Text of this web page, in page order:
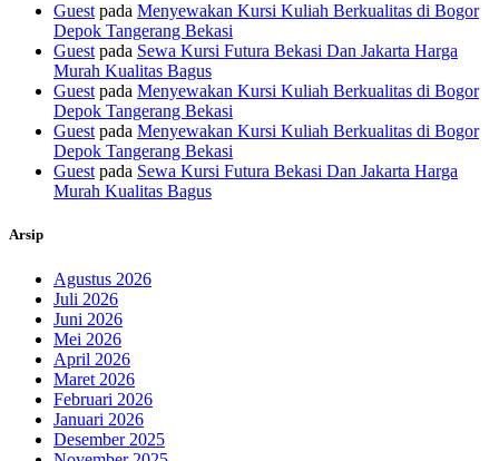
Guest pada Menyewakan Kursi Kuliah Berkualitas di Bogor
Depok Tangerang Bekasi
Guest pada Sewa Kursi Futura Bekasi Dan Jakarta Harga
Murah Kualitas Bagus
Guest pada Menyewakan Kursi Kuliah Berkualitas di Bogor
Depok Tangerang Bekasi
Guest pada Menyewakan Kursi Kuliah Berkualitas di Bogor
Depok Tangerang Bekasi
Guest pada Sewa Kursi Futura Bekasi Dan Jakarta Harga
Murah Kualitas Bagus
Arsip
Agustus 2026
Juli 2026
Juni 2026
Mei 2026
April 2026
Maret 2026
Februari 2026
Januari 2026
Desember 2025